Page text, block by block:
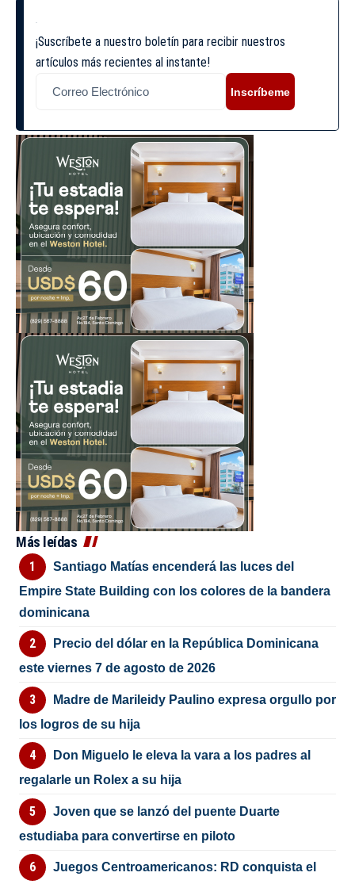
¡Suscríbete a nuestro boletín para recibir nuestros
artículos más recientes al instante!
Inscríbeme
Más leídas
Santiago Matías encenderá las luces del
Empire State Building con los colores de la bandera
dominicana
Precio del dólar en la República Dominicana
este viernes 7 de agosto de 2026
Madre de Marileidy Paulino expresa orgullo por
los logros de su hija
Don Miguelo le eleva la vara a los padres al
regalarle un Rolex a su hija
Joven que se lanzó del puente Duarte
estudiaba para convertirse en piloto
Juegos Centroamericanos: RD conquista el